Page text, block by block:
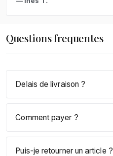
Questions frequentes
Delais de livraison ?
Comment payer ?
Puis-je retourner un article ?